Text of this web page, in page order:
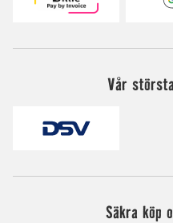
Vår
Säkra köp